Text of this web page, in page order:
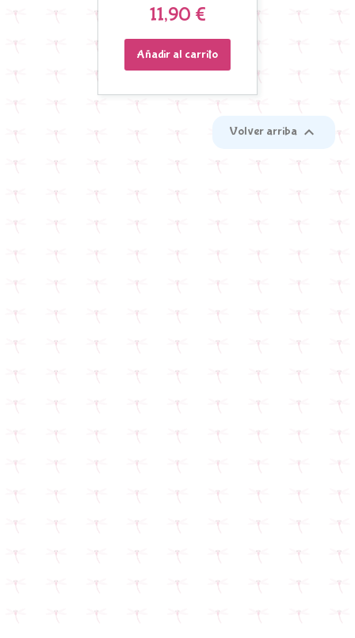
11,90 €
Añadir al carrito
Volver arriba 